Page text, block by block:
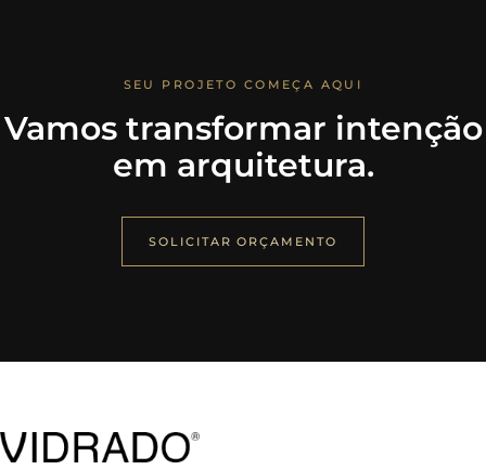
SEU PROJETO COMEÇA AQUI
Vamos transformar intenção
em arquitetura.
SOLICITAR ORÇAMENTO